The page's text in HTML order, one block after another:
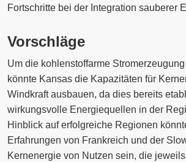
Fortschritte bei der Integration sauberer
Vorschläge
Um die kohlenstoffarme
könnte Kansas die Kapazitäten für
Windkraft ausbauen, da dies bereits
wirkungsvolle Energiequellen in der
Hinblick auf erfolgreiche Regionen
Erfahrungen von Frankreich und der
Kernenergie von Nutzen sein, die